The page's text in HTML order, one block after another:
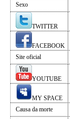
Sexo
TWITTER
FACEBOOK
Site oficial
YOUTUBE
MY SPACE
Causa da morte